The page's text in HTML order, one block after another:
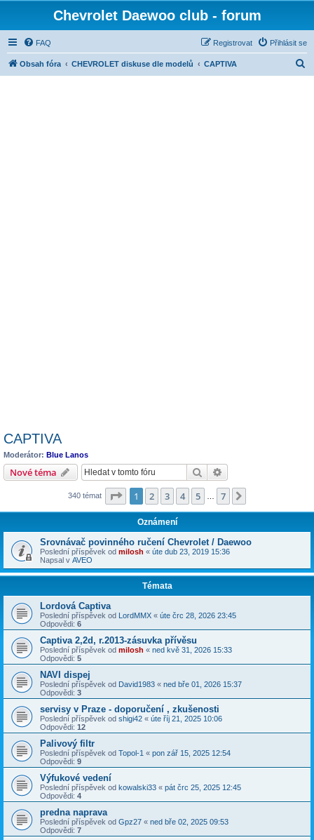
Chevrolet Daewoo club - forum
FAQ Přihlásit se
Registrovat
Obsah fóra CHEVROLET diskuse dle modelů CAPTIVA
CAPTIVA
Moderátor: Blue Lanos
Nové téma Hledat
340 témat Stránka z
1 2 3 4 5 7
Oznámení
Srovnávač povinného ručení Chevrolet / Daewoo
Poslední příspěvek od milosh « úte dub 23, 2019 15:36
Napsal v AVEO
Témata
Lordová Captiva
Poslední příspěvek od LordMMX « úte črc 28, 2026 23:45
Odpovědi: 6
Captiva 2,2d, r.2013-zásuvka přívěsu
Poslední příspěvek od milosh « ned kvě 31, 2026 15:33
Odpovědi: 5
NAVI dispej
Poslední příspěvek od David1983 « ned bře 01, 2026 15:37
Odpovědi: 3
servisy v Praze - doporučení , zkušenosti
Poslední příspěvek od shigi42 « úte říj 21, 2025 10:06
Odpovědi: 12
Palivový filtr
Poslední příspěvek od Topol-1 « pon zář 15, 2025 12:54
Odpovědi: 9
Výfukové vedení
Poslední příspěvek od kowalski33 « pát črc 25, 2025 12:45
Odpovědi: 4
predna naprava
Poslední příspěvek od Gpz27 « ned bře 02, 2025 09:53
Odpovědi: 7